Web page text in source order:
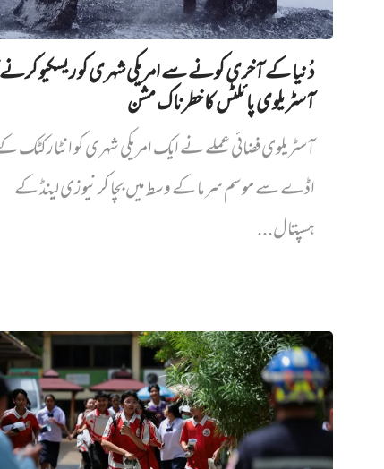
دُنیا کے آخری کونے سے امریکی شہری کو ریسکیو
آسٹریلوی پائلٹس کا خطرناک مشن
آسٹریلوی فضائی عملے نے ایک امریکی شہری کو انٹارکٹک
اڈے سے موسم سرما کے وسط میں بچا کر نیوزی لینڈ کے
ہسپتال...